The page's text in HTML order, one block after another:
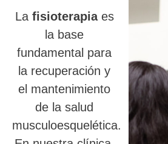
La fisioterapiaes
la base
fundamental para
la recuperación y
el mantenimiento
de la salud
musculoesquelética.